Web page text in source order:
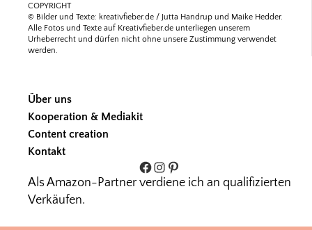
COPYRIGHT
© Bilder und Texte: kreativfieber.de / Jutta Handrup und Maike Hedder.
Alle Fotos und Texte auf Kreativfieber.de unterliegen unserem
Urheberrecht und dürfen nicht ohne unsere Zustimmung verwendet
werden.
Über uns
Kooperation & Mediakit
Content creation
Kontakt
Facebook
Instagram
Pinterest
Als Amazon-Partner verdiene ich an qualifizierten
Verkäufen.